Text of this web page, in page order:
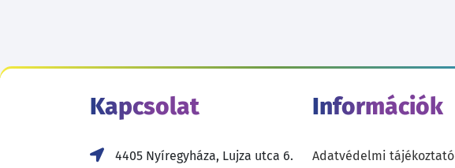
Kapcsolat
4405 Nyíregyháza, Lujza utca 6.
Információk
Adatvédelmi tájékoztató